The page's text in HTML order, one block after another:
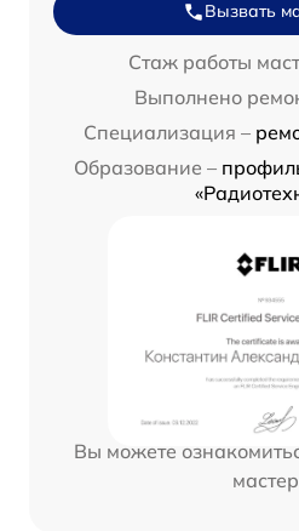
Вызвать
Стаж работы
Выполнено
Специализация –
Образование –
Вы можете